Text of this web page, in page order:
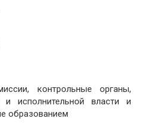
контрольные органы,
и исполнительной власти и
образованием